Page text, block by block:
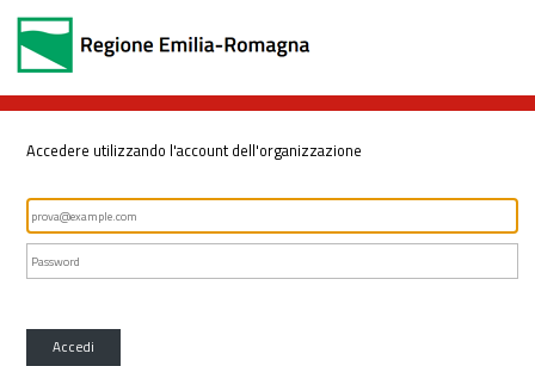
Accedere utilizzando l'account dell'organizzazione
Accedi